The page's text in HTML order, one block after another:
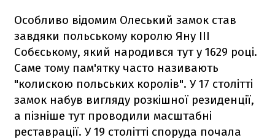
Особливо відомим Олеський замок став
завдяки польському королю Яну III
Собєському, який народився тут у 1629 році.
Саме тому пам'ятку часто називають
"колискою польських королів". У 17 столітті
замок набув вигляду розкішної резиденції,
а пізніше тут проводили масштабні
реставрації. У 19 столітті споруда почала